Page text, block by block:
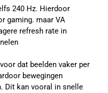
240 Hz. Hierdoor
gaming. maar VA
refresh rate in
dat beelden vaker per
bewegingen
Dit kan vooral in snelle